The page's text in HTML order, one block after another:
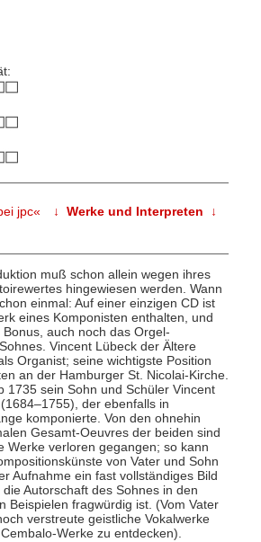
jpc« ↓ Werke und Interpreten ↓
muß schon allein wegen ihres
hingewiesen werden. Wann
einmal: Auf einer einzigen CD ist
eines Komponisten enthalten, und
auch noch das Orgel-
Vincent Lübeck der Ältere
Organist; seine wichtigste Position
an der Hamburger St. Nicolai-Kirche.
1735 sein Sohn und Schüler Vincent
der ebenfalls in
komponierte. Von den ohnehin
Gesamt-Oeuvres der beiden sind
Werke verloren gegangen; so kann
von Vater und Sohn
Aufnahme ein fast vollständiges Bild
Autorschaft des Sohnes in den
Beispielen fragwürdig ist. (Vom Vater
verstreute geistliche Vokalwerke
Werke zu entdecken).